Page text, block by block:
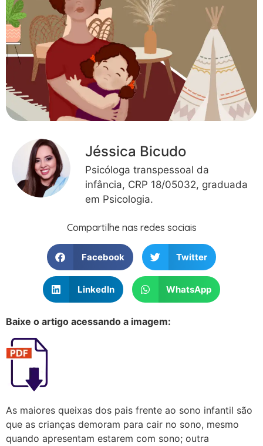
Jéssica Bicudo
Psicóloga transpessoal da
infância, CRP 18/05032, graduada
em Psicologia.
Compartilhe nas redes sociais
Facebook Twitter
LinkedIn WhatsApp
Baixe o artigo acessando a imagem:
As maiores queixas dos pais frente ao sono infantil são
que as crianças demoram para cair no sono, mesmo
quando apresentam estarem com sono; outra